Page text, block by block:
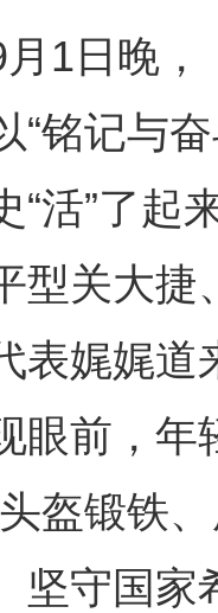
日晚，《
“铭记与
“活”了起
型关大捷
表娓娓道
眼前，年
盔锻铁
坚守国家